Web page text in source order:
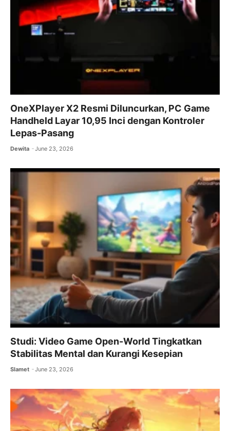
OneXPlayer X2 Resmi Diluncurkan, PC Game
Handheld Layar 10,95 Inci dengan Kontroler
Lepas-Pasang
Dewita June 23, 2026
Studi: Video Game Open-World Tingkatkan
Stabilitas Mental dan Kurangi Kesepian
Slamet June 23, 2026